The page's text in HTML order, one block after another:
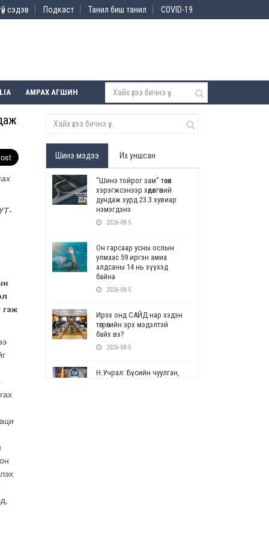
сэдэв Подкаст Танил биш танил COVID-19
АМРАХ АГШИН
гэж
Шинэ мэдээ Их уншсан
“Шинэ тойрог зам” төсөл
хэрэгжсэнээр хөдөлгөөний
дундаж хурд 23.3 хувиар
нэмэгдэнэ
2026-08-5
Он гарсаар усны ослын
улмаас 59 иргэн амиа
алдсаны 14 нь хүүхэд
байна
2026-08-5
Ирэх онд САЙД нар хэдэн
төгрөгийн эрх мэдэлтэй
байх вэ?
2026-08-5
Н.Учрал: Бүсийн чуулган,